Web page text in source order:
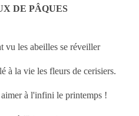
DE PÂQUES
vu les abeilles se réveiller
à la vie les fleurs de cerisiers.
à l'infini le printemps !